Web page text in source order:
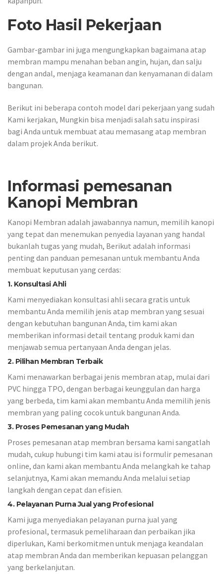
Foto Hasil Pekerjaan
Gambar-gambar ini juga mengungkapkan bagaimana atap
membran mampu menahan beban angin, hujan, dan salju
dengan andal, menjaga keamanan dan kenyamanan di dalam
bangunan.
Berikut ini beberapa contoh model dari pekerjaan yang sudah
Kami kerjakan, Mungkin bisa menjadi salah satu inspirasi
bagi Anda untuk membuat atau memasang atap membran
dalam projek Anda berikut.
Informasi pemesanan
Kanopi Membran
Kanopi Membran adalah jawabannya namun, memilih kanopi
yang tepat dan menemukan penyedia layanan yang handal
bukanlah tugas yang mudah, Berikut adalah informasi
penting dan panduan pemesanan untuk membantu Anda
membuat keputusan yang cerdas:
1. Konsultasi Ahli
Kami menyediakan konsultasi ahli secara gratis untuk
membantu Anda memilih jenis atap membran yang sesuai
dengan kebutuhan bangunan Anda, tim kami akan
memberikan informasi detail tentang produk kami dan
menjawab semua pertanyaan Anda dengan jelas.
2. Pilihan Membran Terbaik
Kami menawarkan berbagai jenis membran atap, mulai dari
PVC hingga TPO, dengan berbagai keunggulan dan harga
yang berbeda, tim kami akan membantu Anda memilih jenis
membran yang paling cocok untuk bangunan Anda.
3. Proses Pemesanan yang Mudah
Proses pemesanan atap membran bersama kami sangatlah
mudah, cukup hubungi tim kami atau isi formulir pemesanan
online, dan kami akan membantu Anda melangkah ke tahap
selanjutnya, Kami akan memandu Anda melalui setiap
langkah dengan cepat dan efisien.
4. Pelayanan Purna Jual yang Profesional
Kami juga menyediakan pelayanan purna jual yang
profesional, termasuk pemeliharaan dan perbaikan jika
diperlukan, Kami berkomitmen untuk menjaga keandalan
atap membran Anda dan memberikan kepuasan pelanggan
yang berkelanjutan.